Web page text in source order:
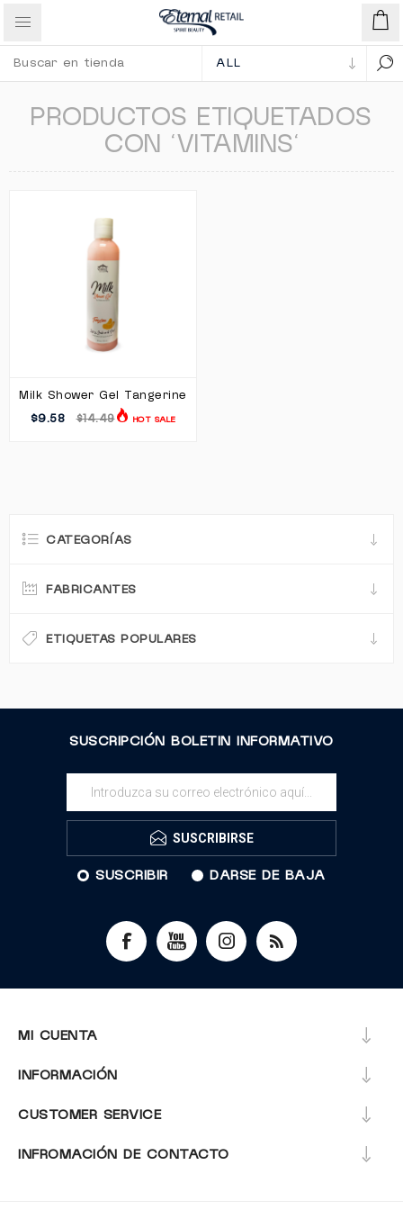
PRODUCTOS ETIQUETADOS
CON 'VITAMINS'
Milk Shower Gel Tangerine
$9.58 $14.49 HOT SALE
CATEGORÍAS
FABRICANTES
ETIQUETAS POPULARES
SUSCRIPCIÓN BOLETIN INFORMATIVO
SUSCRIBIRSE
SUSCRIBIR DARSE DE BAJA
MI CUENTA
INFORMACIÓN
CUSTOMER SERVICE
INFROMACIÓN DE CONTACTO